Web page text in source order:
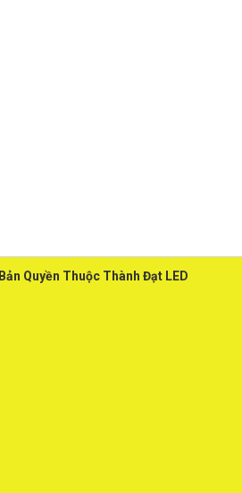
Bản Quyền Thuộc Thành Đạt LED